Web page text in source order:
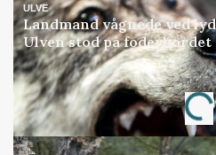
ULVE
Landmand vågnede ved
Ulven stod på foderbordet